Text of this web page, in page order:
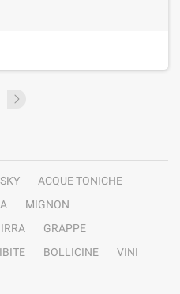
ACQUE TONICHE
MIGNON
GRAPPE
BOLLICINE
VINI